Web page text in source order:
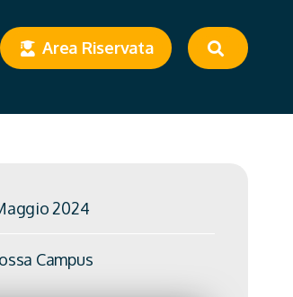
Area Riservata
2024
Campus